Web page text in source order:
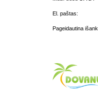
El. paštas:
Pageidautina